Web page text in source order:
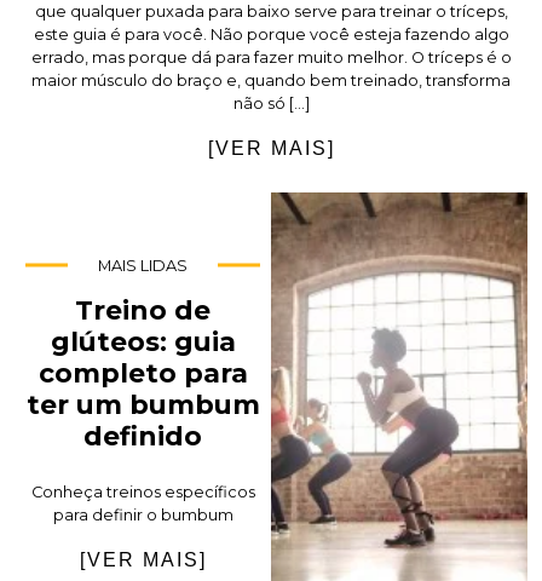
que qualquer puxada para baixo serve para treinar o tríceps,
este guia é para você. Não porque você esteja fazendo algo
errado, mas porque dá para fazer muito melhor. O tríceps é o
maior músculo do braço e, quando bem treinado, transforma
não só […]
[VER MAIS]
MAIS LIDAS
Treino de
glúteos: guia
completo para
ter um bumbum
definido
Conheça treinos específicos
para definir o bumbum
[VER MAIS]